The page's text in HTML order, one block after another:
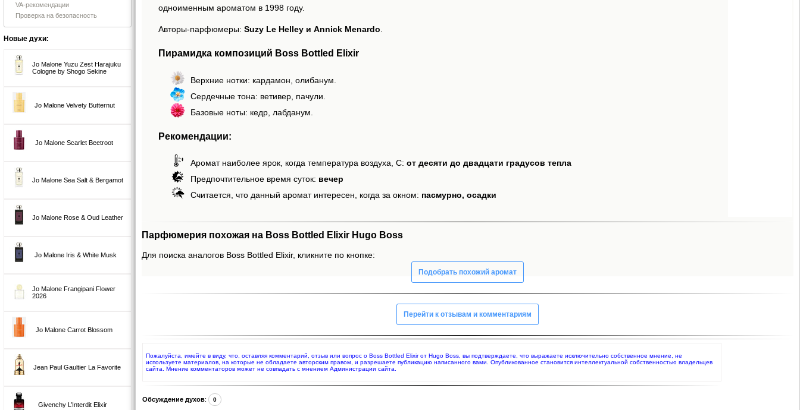
VA-рекомендации
Проверка на безопасность
Новые духи:
Jo Malone Yuzu Zest Harajuku
Cologne by Shogo Sekine
Jo Malone Velvety Butternut
Jo Malone Scarlet Beetroot
Jo Malone Sea Salt & Bergamot
Jo Malone Rose & Oud Leather
Jo Malone Iris & White Musk
Jo Malone Frangipani Flower
2026
Jo Malone Carrot Blossom
Jean Paul Gaultier La Favorite
Givenchy L’Interdit Elixir
одноименным ароматом в 1998 году.
Авторы-парфюмеры: Suzy Le Helley и Annick Menardo
Пирамидка композиций Boss Bottled Elixir
Верхние нотки: кардамон, олибанум.
Сердечные тона: ветивер, пачули.
Базовые ноты: кедр, лабданум.
Рекомендации:
Аромат наиболее ярок, когда температура воздуха, С: от десяти до двадцати градусов тепла
Предпочтительное время суток: вечер
Считается, что данный аромат интересен, когда за окном: пасмурно, осадки
Парфюмерия похожая на Boss Bottled Elixir Hugo Boss
Для поиска аналогов Boss Bottled Elixir, кликните по кнопке:
Подобрать похожий аромат
Перейти к отзывам и комментариям
Пожалуйста, имейте в виду, что, оставляя комментарий, отзыв или вопрос о Boss Bottled Elixir от Hugo Boss, вы подтверждаете, что выражаете исключительно собственное мнение, не
используете материалов, на которые не обладаете авторским правом, и разрешаете публикацию написанного вами. Опубликованное становится интеллектуальной собственностью владельцев
сайта. Мнение комментаторов может не совпадать с мнением Администрации сайта.
Обсуждение духов: 0